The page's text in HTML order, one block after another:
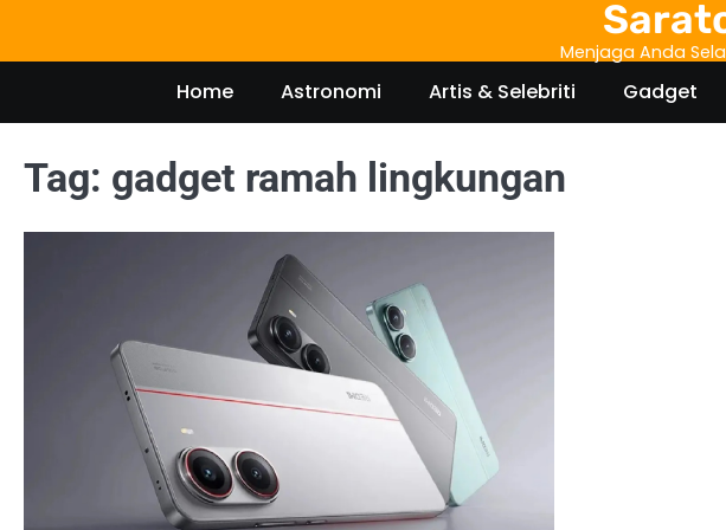
content
Menjaga Anda
Home Astronomi Artis & Selebriti Gadget
Tag: gadget ramah lingkungan